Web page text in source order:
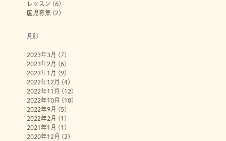
レッスン (6)
園児募集 (2)
月別
2023年3月 (7)
2023年2月 (6)
2023年1月 (9)
2022年12月 (4)
2022年11月 (12)
2022年10月 (10)
2022年9月 (5)
2022年2月 (1)
2021年1月 (1)
2020年12月 (2)